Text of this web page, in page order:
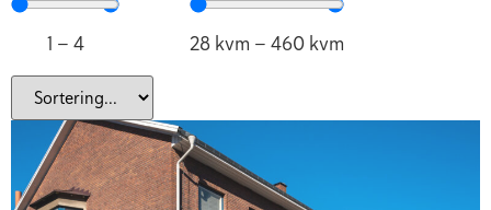
1 — 4 28 kvm — 460 kvm